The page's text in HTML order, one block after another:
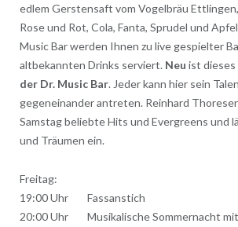
edlem Gerstensaft vom Vogelbräu
Rose und Rot, Cola, Fanta, Sprudel und
Music Bar werden Ihnen zu live gespielter
altbekannten Drinks serviert. Neu ist dieses
der Dr. Music Bar. Jeder kann hier sein
gegeneinander antreten. Reinhard
Samstag beliebte Hits und Evergreens und
und Träumen ein.
Freitag:
19:00 Uhr Fassanstich
20:00 Uhr Musikalische Sommernacht